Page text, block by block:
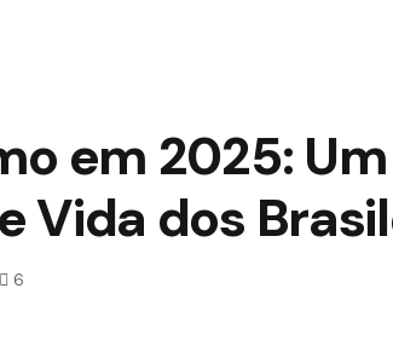
em 2025:
Vida dos
6